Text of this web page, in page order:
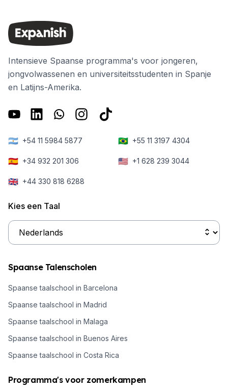
Intensieve Spaanse programma's voor jongeren,
jongvolwassenen en universiteitsstudenten in Spanje
en Latijns-Amerika.
🇦🇷 +54 11 5984 5877 🇧🇷 +55 11 3197 4304
🇪🇸 +34 932 201 306 🇺🇸 +1 628 239 3044
🇬🇧 +44 330 818 6288
Kies een Taal
Spaanse Talenscholen
Spaanse taalschool in Barcelona
Spaanse taalschool in Madrid
Spaanse taalschool in Malaga
Spaanse taalschool in Buenos Aires
Spaanse taalschool in Costa Rica
Programma's voor zomerkampen